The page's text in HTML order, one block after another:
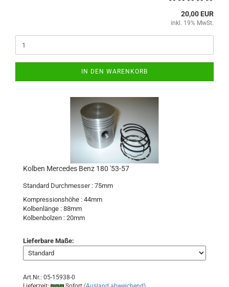
20,00 EUR
inkl. 19% MwSt.
IN DEN WARENKORB
Kolben Mercedes Benz 180 '53-57
Standard Durchmesser : 75mm
Kompressionshöhe : 44mm
Kolbenlänge : 88mm
Kolbenbolzen : 20mm
Lieferbare Maße:
Art.Nr.: 05-15938-0